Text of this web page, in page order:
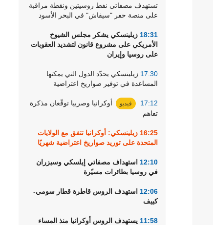
رياضة
تستهدف مصفاتي نفط روسيتين ونقطة مراقبة
على منصة حفر "سيفاش" في البحر الأسود
18:31 زيلينسكي يشكر مجلس الشيوخ
الأمريكي على مشروع قانون لتشديد العقوبات
على روسيا وإيران
17:30 زيلينسكي يحدّد الدول التي يمكنها
المساعدة في توفير صواريخ اعتراضية
17:12 فيديو
أوكرانيا وصربيا توقّعان مذكرة
تفاهم
16:25 زيلينسكي: أوكرانيا تتفق مع الولايات
المتحدة على توريد صواريخ اعتراضية شهريًا
12:10 استهداف مصفاتي إيلسكي وسيزران
في روسيا بطائرات مسيّرة
12:06 استهدف الروس قاطرة قطار سومي-
كييف
11:58 يستهدف الروس أوكرانيا منذ المساء